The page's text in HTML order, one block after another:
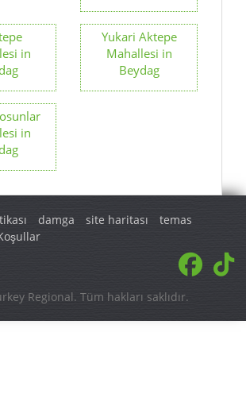
in
Yukari Aktepe
Mahallesi in
Beydag
in
damga site haritası
temas
Regional. Tüm hakları saklıdır.